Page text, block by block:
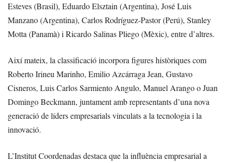
Esteves (Brasil), Eduardo Elsztain (Argentina), José Luis
Manzano (Argentina), Carlos Rodríguez-Pastor (Perú), Stanley
Motta (Panamà) i Ricardo Salinas Pliego (Mèxic), entre d’altres.
Així mateix, la classificació incorpora figures històriques com
Roberto Irineu Marinho, Emilio Azcárraga Jean, Gustavo
Cisneros, Luis Carlos Sarmiento Angulo, Manuel Arango o Juan
Domingo Beckmann, juntament amb representants d’una nova
generació de líders empresarials vinculats a la tecnologia i la
innovació.
L’Institut Coordenadas destaca que la influència empresarial a